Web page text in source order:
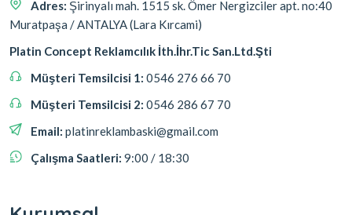
Adres: Şirinyalı mah. 1515 sk. Ömer Nergizciler apt. no:40
Muratpaşa / ANTALYA (Lara Kırcami)
Platin Concept Reklamcılık İth.İhr.Tic San.Ltd.Şti
Müşteri Temsilcisi 1: 0546 276 66 70
Müşteri Temsilcisi 2: 0546 286 67 70
Email: platinreklambaski@gmail.com
Çalışma Saatleri: 9:00 / 18:30